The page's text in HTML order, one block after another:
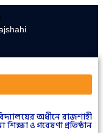
অধীনে রাজশাহী
ও গবেষণা প্রতিষ্ঠান